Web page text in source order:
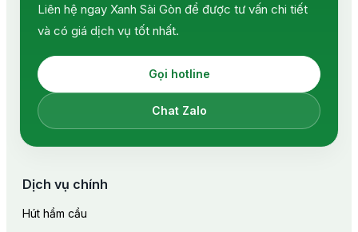
Liên hệ ngay Xanh Sài Gòn để được tư vấn chi tiết
và có giá dịch vụ tốt nhất.
Gọi hotline
Chat Zalo
Dịch vụ chính
Hút hầm cầu